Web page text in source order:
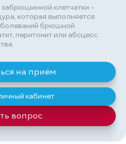
клетчатки –
которая выполняется
брюшной
перитонит или абсцесс
на приём
кабинет
вопрос